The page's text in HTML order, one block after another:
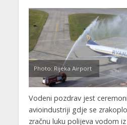
Photo: Rijeka Airport
Vodeni pozdrav jest
avioindustriji gdje se
zračnu luku polijeva vodom